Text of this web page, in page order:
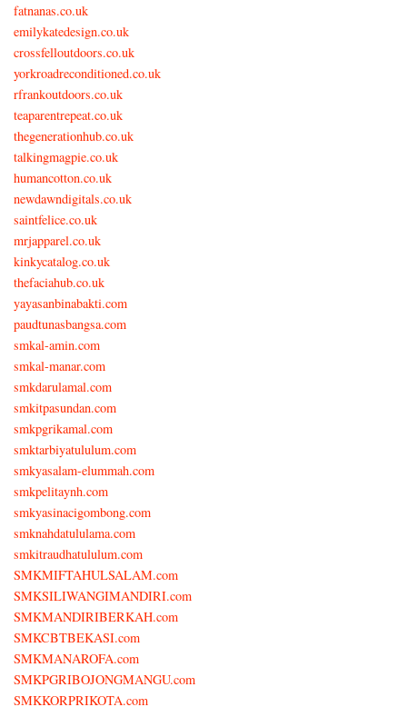
fatnanas.co.uk
emilykatedesign.co.uk
crossfelloutdoors.co.uk
yorkroadreconditioned.co.uk
rfrankoutdoors.co.uk
teaparentrepeat.co.uk
thegenerationhub.co.uk
talkingmagpie.co.uk
humancotton.co.uk
newdawndigitals.co.uk
saintfelice.co.uk
mrjapparel.co.uk
kinkycatalog.co.uk
thefaciahub.co.uk
yayasanbinabakti.com
paudtunasbangsa.com
smkal-amin.com
smkal-manar.com
smkdarulamal.com
smkitpasundan.com
smkpgrikamal.com
smktarbiyatululum.com
smkyasalam-elummah.com
smkpelitaynh.com
smkyasinacigombong.com
smknahdatululama.com
smkitraudhatululum.com
SMKMIFTAHULSALAM.com
SMKSILIWANGIMANDIRI.com
SMKMANDIRIBERKAH.com
SMKCBTBEKASI.com
SMKMANAROFA.com
SMKPGRIBOJONGMANGU.com
SMKKORPRIKOTA.com